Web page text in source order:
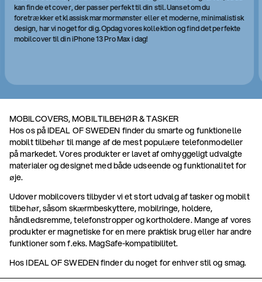
kan finde et cover, der passer perfekt til din stil. Uanset om du
foretrækker et klassisk marmormønster eller et moderne, minimalistisk
design, har vi noget for dig. Opdag vores kollektion og find det perfekte
mobilcover til din iPhone 13 Pro Max i dag!
MOBILCOVERS, MOBILTILBEHØR & TASKER
Hos os på IDEAL OF SWEDEN finder du smarte og funktionelle
mobilt tilbehør til mange af de mest populære telefonmodeller
på markedet. Vores produkter er lavet af omhyggeligt udvalgte
materialer og designet med både udseende og funktionalitet for
øje.
Udover mobilcovers tilbyder vi et stort udvalg af tasker og mobilt
tilbehør, såsom skærmbeskyttere, mobilringe, holdere,
håndledsremme, telefonstropper og kortholdere. Mange af vores
produkter er magnetiske for en mere praktisk brug eller har andre
funktioner som f.eks. MagSafe-kompatibilitet.
Hos IDEAL OF SWEDEN finder du noget for enhver stil og smag.